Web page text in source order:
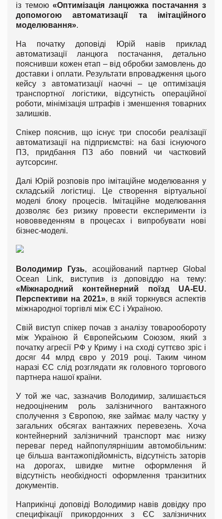
із темою«Оптимізація ланцюжка постачання з
допомогою автоматизації та імітаційного
моделювання».
На початку доповіді Юрій навів приклад
автоматизації ланцюга постачання, детально
пояснивши кожен етап – від обробки замовлень до
доставки і оплати. Результати впровадження цього
кейсу з автоматизації наочні – це оптимізація
транспортної логістики, відсутність операційної
роботи, мінімізація штрафів і зменшення товарних
залишків.
Спікер пояснив, що існує три способи реалізації
автоматизації на підприємстві: на базі існуючого
ПЗ, придбання ПЗ або повний чи частковий
аутсорсинг.
Далі Юрій розповів про імітаційне моделювання у
складській логістиці. Це створення віртуальної
моделі блоку процесів. Імітаційне моделювання
дозволяє без ризику провести експерименти із
нововведенням в процесах і випробувати нові
бізнес-моделі.
Володимир Гузь, асоційований партнер Global
Ocean Link, виступив із доповіддю на тему:
«Міжнародний контейнерний поїзд UA-EU.
Перспективи на 2021», в якій торкнувся аспектів
міжнародної торгівлі між ЄС і Україною.
Свій виступ спікер почав з аналізу товарообороту
між Україною й Європейським Союзом, який з
початку агресії РФ у Криму і на сході суттєво зріс і
досяг 44 млрд євро у 2019 році. Таким чином
наразі ЄС слід розглядати як головного торгового
партнера нашої країни.
У той же час, зазначив Володимир, залишається
недооціненим роль залізничного вантажного
сполучення з Європою, яке займає малу частку у
загальних обсягах вантажних перевезень. Хоча
контейнерний залізничний транспорт має низку
переваг перед найпопулярнішим автомобільним:
це більша вантажопідйомність, відсутність заторів
на дорогах, швидке митне оформлення й
відсутність необхідності оформлення транзитних
документів.
Наприкінці доповіді Володимир навів довідку про
специфікації прикордонних з ЄС залізничних